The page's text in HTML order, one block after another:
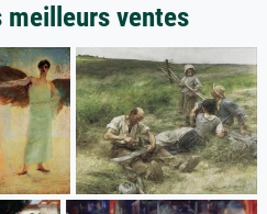
meilleurs ventes